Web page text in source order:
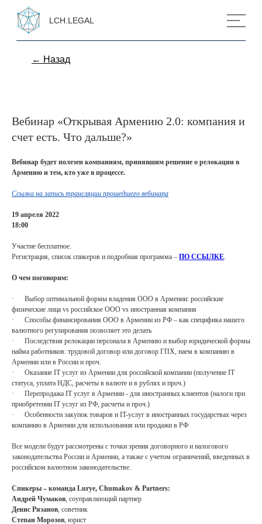
LCH.LEGAL
← Назад
Вебинар «Открывая Армению 2.0: компания и
счет есть. Что дальше?»
Вебинар будет полезен компаниям, принявшим решение о релокации в
Армению и тем, кто уже в процессе.
Ссылка на запись трансляции прошедшего вебинара
19 апреля 2022
18:00
Участие бесплатное.
Регистрация, список спикеров и подробная программа – ПО ССЫЛКЕ.
О чем поговорим:
· Выбор оптимальной формы владения ООО в Армении: российские
физические лица vs российское ООО vs иностранная компания
· Способы финансирования ООО в Армении из РФ – как специфика нашего
валютного регулирования позволяет это делать
· Последствия релокации персонала в Армению и выбор юридической формы
найма работников: трудовой договор или договор ГПХ, наем в компанию в
Армении или в России и проч.
· Оказание IT услуг из Армении для российской компании (получение IT
статуса, уплата НДС, расчеты в валюте и в рублях и проч.)
· Перепродажа IT услуг в Армении - для иностранных клиентов (налоги при
приобретении IT услуг из РФ, расчеты и проч.)
· Особенности закупок товаров и IT-услуг в иностранных государствах через
компанию в Армении для использования или продажи в РФ
Все модели будут рассмотрены с точки зрения договорного и налогового
законодательства России и Армении, а также с учетом ограничений, введенных в
российском валютном законодательстве.
Спикеры – команда Lurye, Chumakov & Partners:
Андрей Чумаков, соуправляющий партнер
Денис Рязанов, советник
Степан Морозов, юрист
Контакты